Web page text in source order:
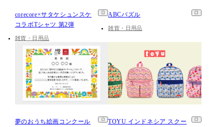
corecore×サタケシュンスケ
コラボTシャツ 第2弾
雑貨・日用品
ABCパズル
雑貨・日用品
夢のおうち絵画コンクール
TOYU インドネシア スクー